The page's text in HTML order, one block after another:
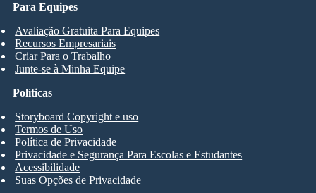
Para Equipes
Avaliação Gratuita Para Equipes
Recursos Empresariais
Criar Para o Trabalho
Junte-se à Minha Equipe
Políticas
Storyboard Copyright e uso
Termos de Uso
Política de Privacidade
Privacidade e Segurança Para Escolas e Estudantes
Acessibilidade
Suas Opções de Privacidade